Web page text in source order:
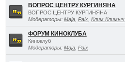
ВОПРОС ЦЕНТРУ КУРГИНЯНА
ВОПРОС ЦЕНТРУ КУРГИНЯНА
Модераторы: Maja, Paix, Клим Климыч,
ФОРУМ КИНОКЛУБА
Киноклуб
Модераторы: Maja, Paix